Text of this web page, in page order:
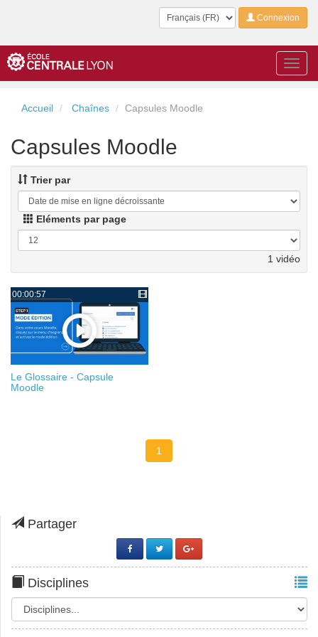
LangueConnexion
Accueil Chaînes Capsules Moodle
Capsules Moodle
Trier par
Eléments par page
1 vidéo
00:00:57
Le Glossaire - Capsule
Moodle
1
Partager
Disciplines